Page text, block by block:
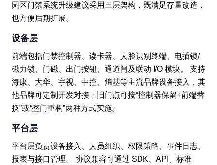
园区门禁系统升级建议采用三层架构，既满足存量改造，
也方便后期扩展。
设备层
前端包括门禁控制器、读卡器、人脸识别终端、电插锁/
磁力锁、门磁、出门按钮、通道闸及联动 I/O 模块。 支持
海康、大华、宇视、中控、熵基等主流品牌设备接入，其
他品牌可定制开发对接；旧门点可按“控制器保留+前端替
换”或“整门重构”两种方式实施。
平台层
平台层负责设备接入、人员组织、权限策略、事件日志、
报表与接口管理。 协议兼容可通过 SDK、API、标准